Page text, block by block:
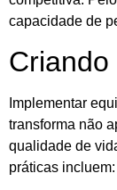
capacidade de
Implementar
transforma não
qualidade de
práticas incluem: